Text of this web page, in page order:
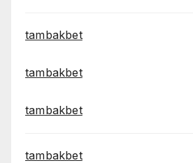
tambakbet
tambakbet
tambakbet
tambakbet